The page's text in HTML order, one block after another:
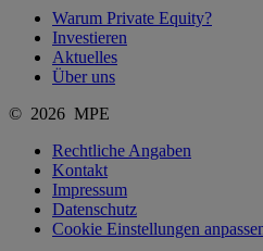
Warum Private Equity?
Investieren
Aktuelles
Über uns
© 2026 MPE
Rechtliche Angaben
Kontakt
Impressum
Datenschutz
Cookie Einstellungen